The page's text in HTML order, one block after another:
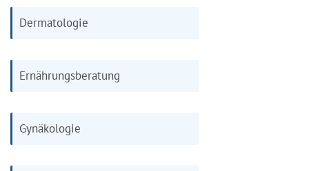
Dermatologie
Ernährungsberatung
Gynäkologie